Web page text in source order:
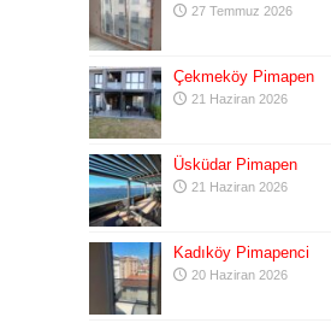
27 Temmuz 2026
Çekmeköy Pimapen
21 Haziran 2026
Üsküdar Pimapen
21 Haziran 2026
Kadıköy Pimapenci
20 Haziran 2026